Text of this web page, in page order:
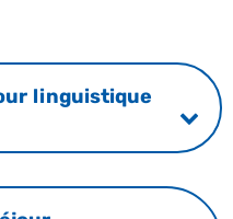
linguistique